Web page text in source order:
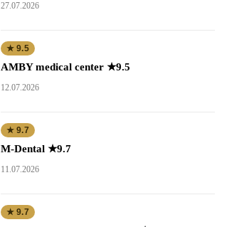
27.07.2026
★ 9.5
AMBY medical center ★9.5
12.07.2026
★ 9.7
M-Dental ★9.7
11.07.2026
★ 9.7